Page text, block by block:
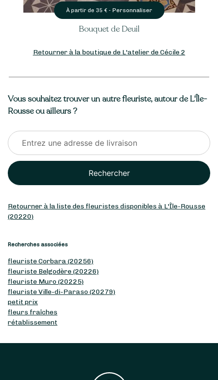
À partir de 35 € - Personnaliser
Bouquet de Deuil
Retourner à la boutique de L'atelier de Cécile 2
Vous souhaitez trouver un autre fleuriste, autour de L'Île-
Rousse ou ailleurs ?
Rechercher
Retourner à la liste des fleuristes disponibles à L'Île-Rousse
(20220)
Recherches associées
fleuriste Corbara (20256)
fleuriste Belgodère (20226)
fleuriste Muro (20225)
fleuriste Ville-di-Paraso (20279)
petit prix
fleurs fraîches
rétablissement